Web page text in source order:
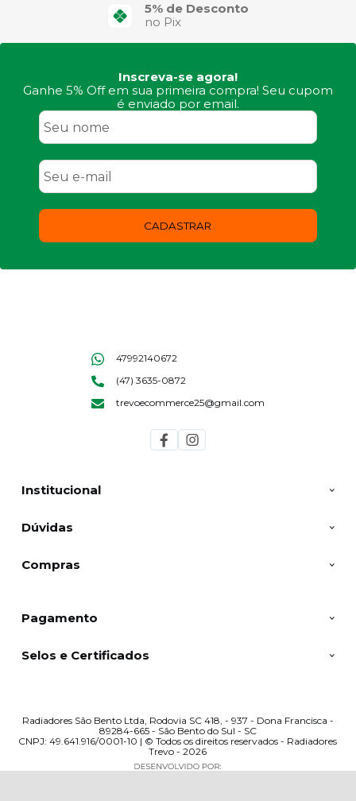
5% de Desconto
no Pix
4X Sem Juros
no Cartão de Crédito
Inscreva-se agora!
Ganhe 5% Off em sua primeira compra! Seu cupom
é enviado por email.
CADASTRAR
Institucional
Dúvidas
Compras
47992140672
(47) 3635-0872
trevoecommerce25@gmail.com
Pagamento
Selos e Certificados
Radiadores São Bento Ltda, Rodovia SC 418, - 937 - Dona Francisca -
89284-665 - São Bento do Sul - SC
CNPJ: 49.641.916/0001-10 | © Todos os direitos reservados - Radiadores
Trevo - 2026